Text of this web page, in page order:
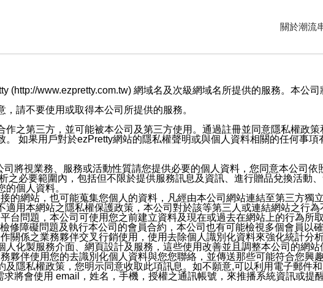
關於潮流
(http://www.ezpretty.com.tw) 網域名及次級網域名所提供的服務。本公
請不要使用或取得本公司所提供的服務。
之第三方，並可能被本公司及第三方使用。通過註冊並同意隱私權政
如果用戶對於ezPretty網站的隱私權聲明或與個人資料相關的任何事項
將視業務、服務或活動性質請您提供必要的個人資料，您同意本公司依
必要範圍內，包括但不限於提供服務訊息及資訊、進行贈品兌換活動
個人資料。
的網站，也可能蒐集您個人的資料，凡經由本公司網站連結至第三方獨
用本網站之隱私權保護政策，本公司對於該等第三人或連結網站之行為
台問題，本公司可使用您之前建立資料及現在或過去在網站上的行為所
障礙問題及執行本公司的會員合約，本公司也有可能檢視多個會員以
關係之業務夥伴交叉行銷使用，使用去除個人識別化資料來強化統計分
化製服務介面、網頁設計及服務，這些使用改善並且調整本公司的網站
夥伴使用您的去識別化個人資料與您您聯絡，並傳送那些可能符合您興
隱私權政策，您明示同意收取此項訊息。如不願意,可以利用電子郵件
將會使用 email，姓名，手機，授權之通訊帳號，來推播系統資訊或提